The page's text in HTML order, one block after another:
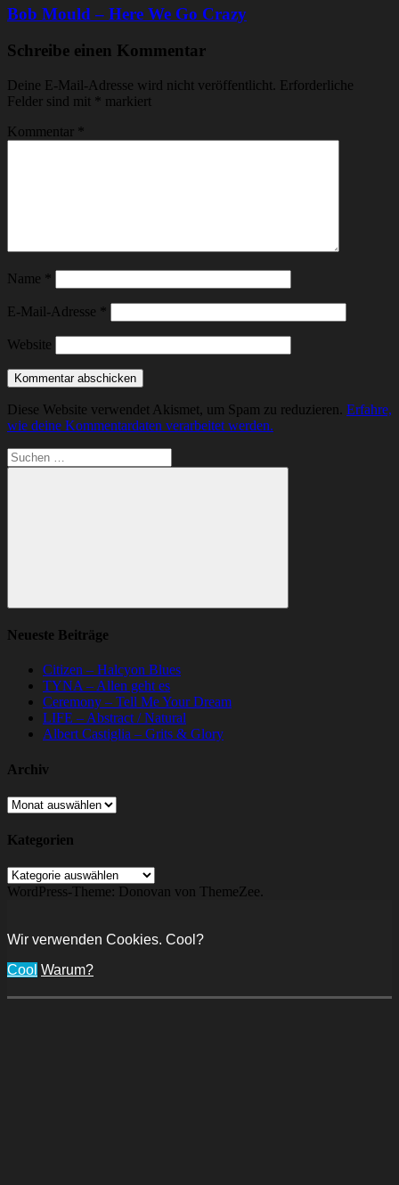
Bob Mould – Here We Go Crazy
Schreibe einen Kommentar
Deine E-Mail-Adresse wird nicht veröffentlicht. Erforderliche
Felder sind mit * markiert
Kommentar *
Name *
E-Mail-Adresse *
Website
Diese Website verwendet Akismet, um Spam zu reduzieren. Erfahre,
wie deine Kommentardaten verarbeitet werden.
Suchen
nach:
Suchen
Neueste Beiträge
Citizen – Halcyon Blues
TYNA – Allen geht es
Ceremony – Tell Me Your Dream
LIFE – Abstract / Natural
Albert Castiglia – Grits & Glory
Archiv
Archiv
Kategorien
Kategorien
WordPress-Theme: Donovan von ThemeZee.
Wir verwenden Cookies. Cool?
Cool Warum?